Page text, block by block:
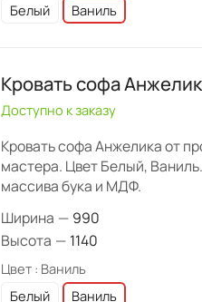
Белый
Ваниль
Кровать софа
Доступно к заказу
Кровать софа Анжелика от
мастера. Цвет Белый,
массива бука и МДФ.
Ширина — 990
Высота — 1140
Цвет : Ваниль
Белый
Ваниль